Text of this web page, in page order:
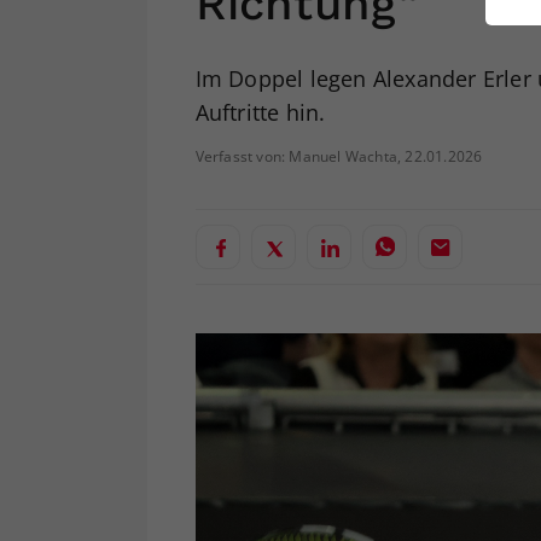
Im Doppel legen Alexander
Auftritte hin.
Verfasst von: Manuel Wachta, 22.01.2026